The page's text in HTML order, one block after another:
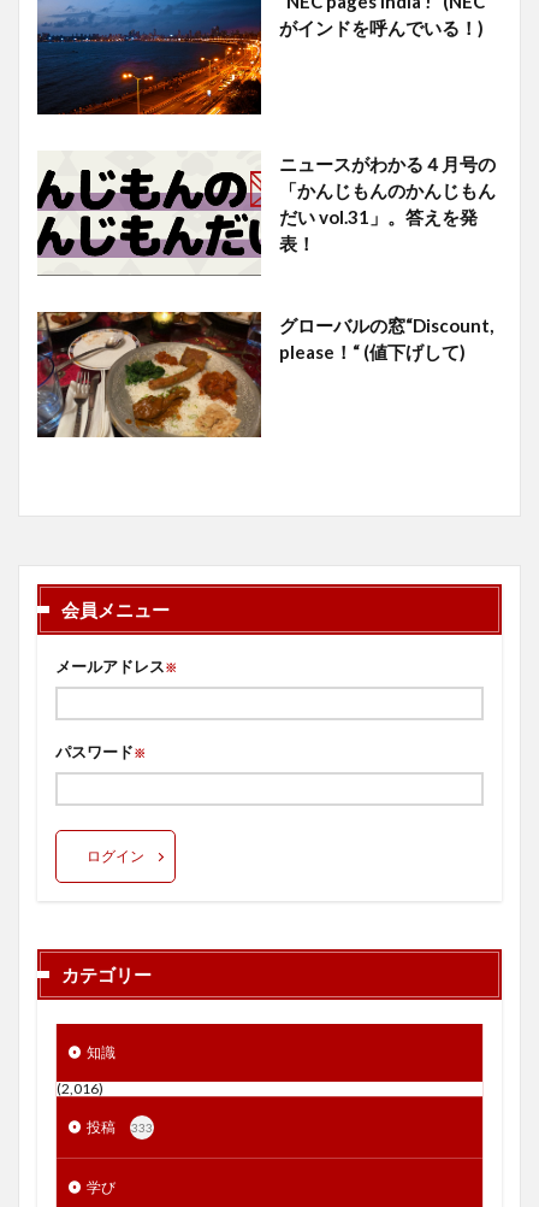
がインドを呼んでいる！)
ニュースがわかる４月号の
「かんじもんのかんじもん
だい vol.31」。答えを発
表！
グローバルの窓“Discount,
please！“ (値下げして)
会員メニュー
メールアドレス※
パスワード※
ログイン
カテゴリー
知識
(2,016)
投稿 333
学び